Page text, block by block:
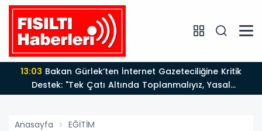
13:03
Destek: "Tek Çatı Altında Toplanmalıyız, Yasal
Düzenlemeye Hazırız"
Anasayfa EĞİTİM